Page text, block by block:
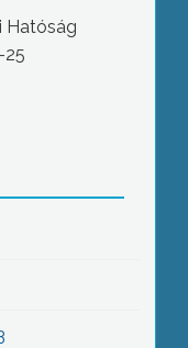
Hatóság
25